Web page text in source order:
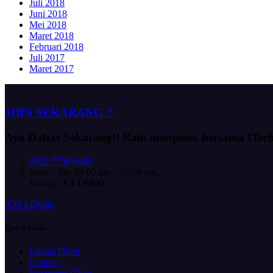
Juli 2018
Juni 2018
Mei 2018
Maret 2018
Februari 2018
Juli 2017
Maret 2017
JOIN SEKARANG !!
Ayo Daftar Sekarang!! Raih mimpimu bersama
0821 7706 6400
Mon – Sat: 08:00 am – 05:00 pm,
Sunday: CLOSED
Get a Quote
Quick Links
Lokasi ITech
Contact